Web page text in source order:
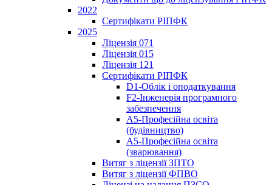
2022
Сертифікати РІПФК
2025
Ліцензія 071
Ліцензія 015
Ліцензія 121
Сертифікати РІПФК
D1-Oблік і оподаткування
F2-Інженерія програмного
забезпечення
A5-Професійна освіта
(будівництво)
A5-Професійна освіта
(зварювання)
Витяг з ліцензії ЗПТО
Витяг з ліцензії ФПВО